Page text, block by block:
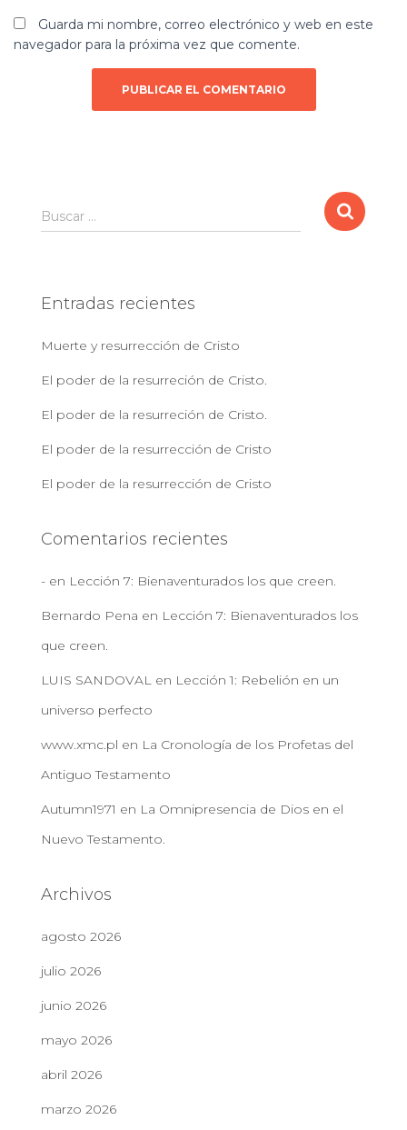
Guarda mi nombre, correo electrónico y web en este
navegador para la próxima vez que comente.
B
u
r
Buscar …
Entradas recientes
Muerte y resurrección de Cristo
El poder de la resurreción de Cristo.
El poder de la resurreción de Cristo.
El poder de la resurrección de Cristo
El poder de la resurrección de Cristo
Comentarios recientes
- en Lección 7: Bienaventurados los que creen.
Bernardo Pena en Lección 7: Bienaventurados los
que creen.
LUIS SANDOVAL en Lección 1: Rebelión en un
universo perfecto
www.xmc.pl en La Cronología de los Profetas del
Antiguo Testamento
Autumn1971 en La Omnipresencia de Dios en el
Nuevo Testamento.
Archivos
agosto 2026
julio 2026
junio 2026
mayo 2026
abril 2026
marzo 2026